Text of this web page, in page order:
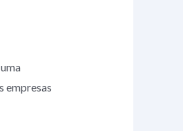
empresas